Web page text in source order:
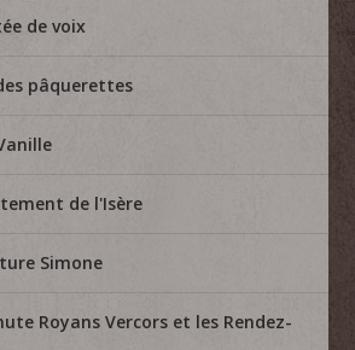
de voix
pâquerettes
de l'Isère
Simone
Royans Vercors et les Rendez-